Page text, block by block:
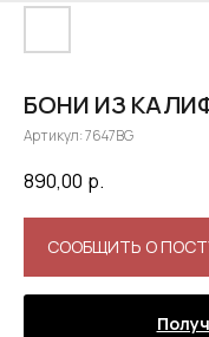
БОНИ ИЗ
Артикул:7647BG
890,00 р.
СООБЩИТЬ О